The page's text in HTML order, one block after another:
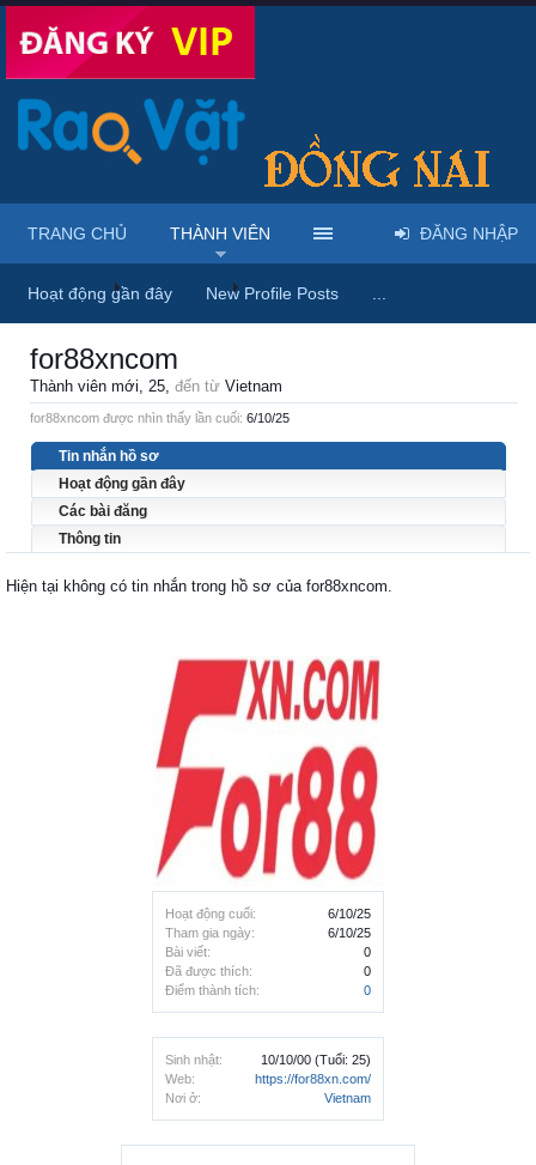
Trang chủ Thành viên for88xncom
Hoạt động cuối:
6/10/25
Tham gia ngày:
6/10/25
Bài viết:
0
Đã được thích:
0
Điểm thành tích:
0
Sinh nhật: 10/10/00 (Tuổi: 25)
Web:
https://for88xn.com/
Nơi ở:
Vietnam
for88xncom
Thành viên mới, 25, đến từ Vietnam
for88xncom được nhìn thấy lần cuối: 6/10/25
Tin nhắn hồ sơ
Hoạt động gần đây
Các bài đăng
Thông tin
Hiện tại không có tin nhắn trong hồ sơ của for88xncom.
TRANG CHỦ THÀNH VIÊN
Hoạt động gần đây New Profile Posts
ĐĂNG NHẬP